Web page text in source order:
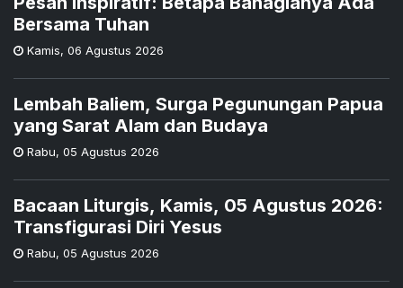
Bersama Tuhan
Kamis, 06 Agustus 2026
Lembah Baliem, Surga Pegunungan Papua
yang Sarat Alam dan Budaya
Rabu, 05 Agustus 2026
Bacaan Liturgis, Kamis, 05 Agustus 2026:
Transfigurasi Diri Yesus
Rabu, 05 Agustus 2026